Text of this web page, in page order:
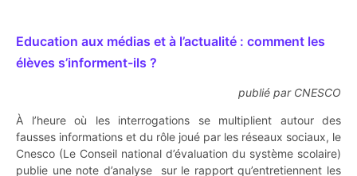
Education aux médias et à l’actualité : comment les
élèves s’informent-ils ?
publié par CNESCO
À l’heure où les interrogations se multiplient autour des
fausses informations et du rôle joué par les réseaux sociaux, le
Cnesco (Le Conseil national d’évaluation du système scolaire)
publie une note d’analyse sur le rapport qu’entretiennent les